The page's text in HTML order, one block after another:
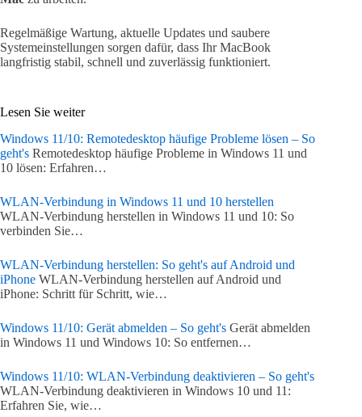
Regelmäßige Wartung, aktuelle Updates und saubere
Systemeinstellungen sorgen dafür, dass Ihr MacBook
langfristig stabil, schnell und zuverlässig funktioniert.
Lesen Sie weiter
Windows 11/10: Remotedesktop häufige Probleme lösen – So
geht's Remotedesktop häufige Probleme in Windows 11 und
10 lösen: Erfahren…
WLAN-Verbindung in Windows 11 und 10 herstellen
WLAN-Verbindung herstellen in Windows 11 und 10: So
verbinden Sie…
WLAN-Verbindung herstellen: So geht's auf Android und
iPhone WLAN-Verbindung herstellen auf Android und
iPhone: Schritt für Schritt, wie…
Windows 11/10: Gerät abmelden – So geht's Gerät abmelden
in Windows 11 und Windows 10: So entfernen…
Windows 11/10: WLAN-Verbindung deaktivieren – So geht's
WLAN-Verbindung deaktivieren in Windows 10 und 11:
Erfahren Sie, wie…